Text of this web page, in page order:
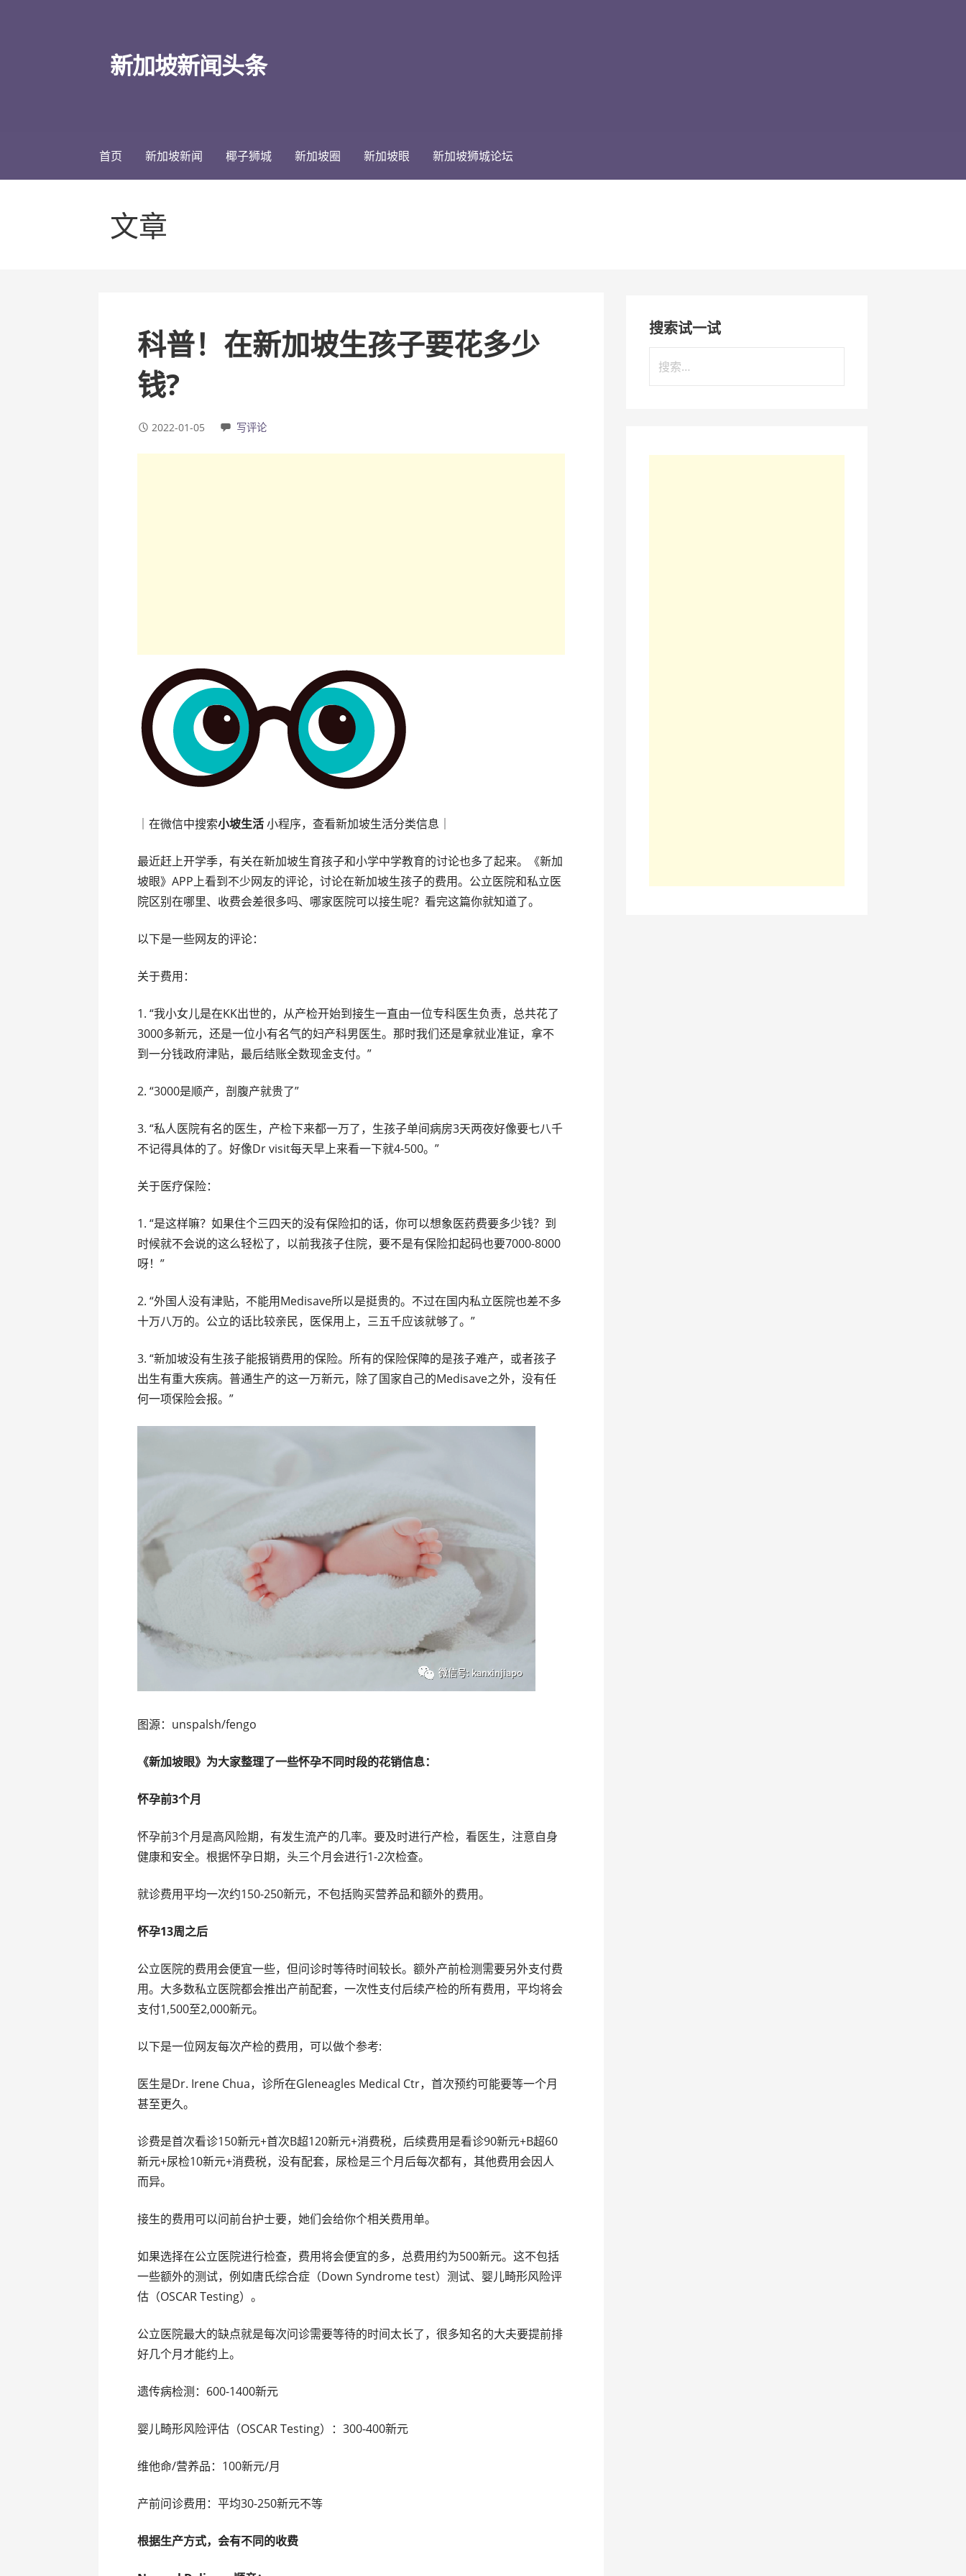
新加坡新闻头条
首页 新加坡新闻 椰子狮城 新加坡圈 新加坡眼 新加坡狮城论坛
文章
科普！在新加坡生孩子要花多少
钱?
2022-01-05 写评论
｜在微信中搜索小坡生活小程序，查看新加坡生活分类信息｜
最近赶上开学季，有关在新加坡生育孩子和小学中学教育的讨论也多了起来。《新加
坡眼》APP上看到不少网友的评论，讨论在新加坡生孩子的费用。公立医院和私立医
院区别在哪里、收费会差很多吗、哪家医院可以接生呢？看完这篇你就知道了。
以下是一些网友的评论：
关于费用：
1. “我小女儿是在KK出世的，从产检开始到接生一直由一位专科医生负责，总共花了
3000多新元，还是一位小有名气的妇产科男医生。那时我们还是拿就业准证，拿不
到一分钱政府津贴，最后结账全数现金支付。”
2. “3000是顺产，剖腹产就贵了”
3. “私人医院有名的医生，产检下来都一万了，生孩子单间病房3天两夜好像要七八千
不记得具体的了。好像Dr visit每天早上来看一下就4-500。”
关于医疗保险：
1. “是这样嘛？如果住个三四天的没有保险扣的话，你可以想象医药费要多少钱？到
时候就不会说的这么轻松了，以前我孩子住院，要不是有保险扣起码也要7000-8000
呀！”
2. “外国人没有津贴，不能用Medisave所以是挺贵的。不过在国内私立医院也差不多
十万八万的。公立的话比较亲民，医保用上，三五千应该就够了。”
3. “新加坡没有生孩子能报销费用的保险。所有的保险保障的是孩子难产，或者孩子
出生有重大疾病。普通生产的这一万新元，除了国家自己的Medisave之外，没有任
何一项保险会报。”
图源：unspalsh/fengo
《新加坡眼》为大家整理了一些怀孕不同时段的花销信息：
怀孕前3个月
怀孕前3个月是高风险期，有发生流产的几率。要及时进行产检，看医生，注意自身
健康和安全。根据怀孕日期，头三个月会进行1-2次检查。
就诊费用平均一次约150-250新元，不包括购买营养品和额外的费用。
怀孕13周之后
公立医院的费用会便宜一些，但问诊时等待时间较长。额外产前检测需要另外支付费
用。大多数私立医院都会推出产前配套，一次性支付后续产检的所有费用，平均将会
支付1,500至2,000新元。
以下是一位网友每次产检的费用，可以做个参考:
医生是Dr. Irene Chua，诊所在Gleneagles Medical Ctr，首次预约可能要等一个月
甚至更久。
诊费是首次看诊150新元+首次B超120新元+消费税，后续费用是看诊90新元+B超60
新元+尿检10新元+消费税，没有配套，尿检是三个月后每次都有，其他费用会因人
而异。
接生的费用可以问前台护士要，她们会给你个相关费用单。
如果选择在公立医院进行检查，费用将会便宜的多，总费用约为500新元。这不包括
一些额外的测试，例如唐氏综合症（Down Syndrome test）测试、婴儿畸形风险评
估（OSCAR Testing）。
公立医院最大的缺点就是每次问诊需要等待的时间太长了，很多知名的大夫要提前排
好几个月才能约上。
遗传病检测：600-1400新元
婴儿畸形风险评估（OSCAR Testing）：300-400新元
维他命/营养品：100新元/月
产前问诊费用：平均30-250新元不等
根据生产方式，会有不同的收费
搜索试一试
索